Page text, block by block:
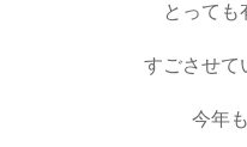
とっても
すごさせて
今年